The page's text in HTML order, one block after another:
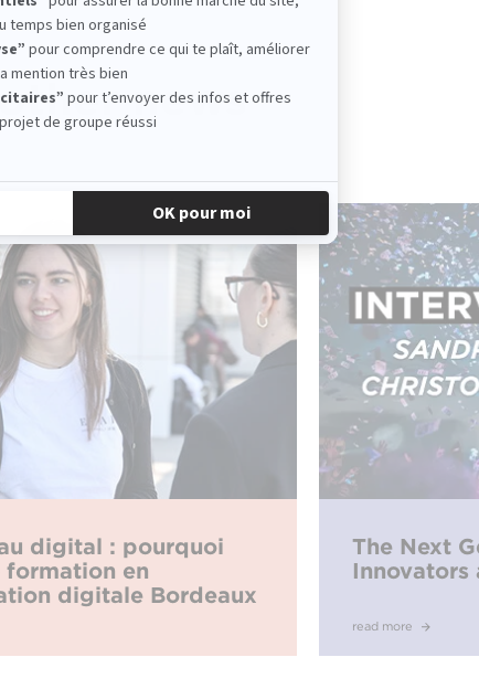
news
digital : pourquoi
formation en
digitale Bordeaux
The Next
Innovators
read more